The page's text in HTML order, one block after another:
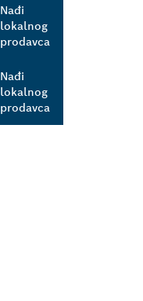
Nađi
lokalnog
prodavca
Nađi
lokalnog
prodavca